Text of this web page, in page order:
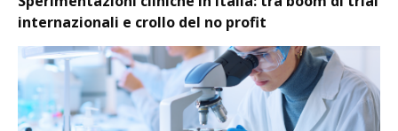
internazionali e crollo del no profit